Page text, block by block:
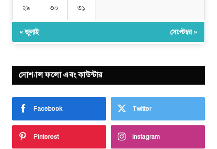
২৯ ৩০ ৩১
« জুলাই সেপ্টেম্বর »
সোশ্যাল ফলো এবং কাউন্টার
Facebook Twitter
Pinterest Instagram